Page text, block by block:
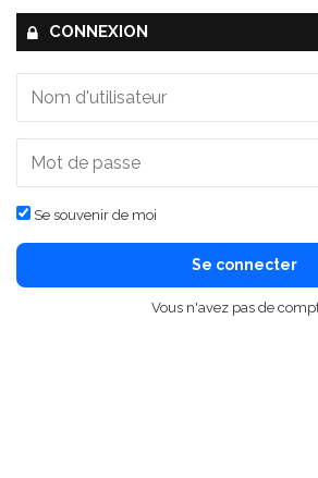
CONNEXION
Se souvenir de moi
Se connecter
Vous n'avez pas de